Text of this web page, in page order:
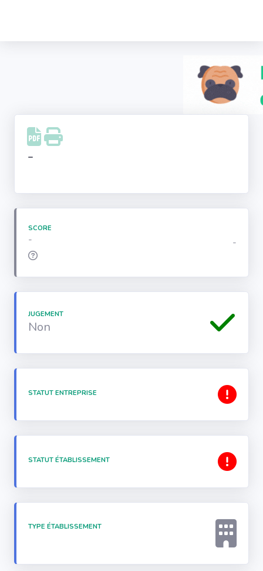
Facebook
Instagram
-
SCORE
- -
JUGEMENT
Non
STATUT ENTREPRISE
STATUT ÉTABLISSEMENT
TYPE ÉTABLISSEMENT